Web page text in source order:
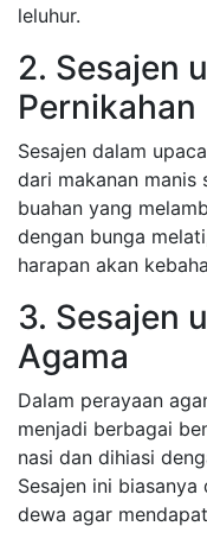
leluhur.
2. Sesajen
Pernikahan
Sesajen dalam
dari makanan
buahan yang
dengan bunga
harapan akan
3. Sesajen
Agama
Dalam perayaan
menjadi berbagai
nasi dan dihiasi
Sesajen ini
dewa agar